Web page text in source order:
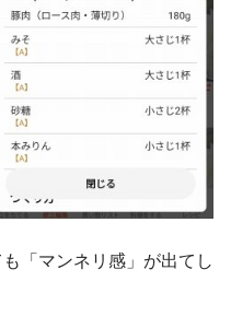
「マンネリ感」が出てし